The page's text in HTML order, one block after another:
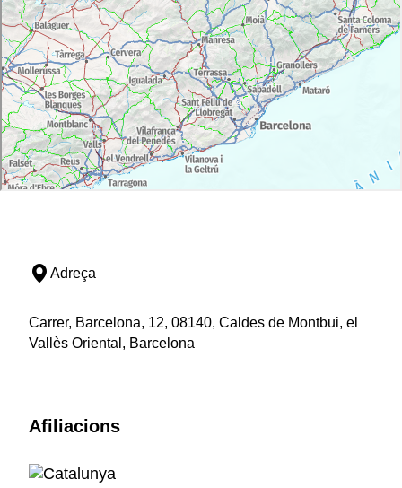
Adreça
Carrer, Barcelona, 12, 08140, Caldes de Montbui, el
Vallès Oriental, Barcelona
Afiliacions